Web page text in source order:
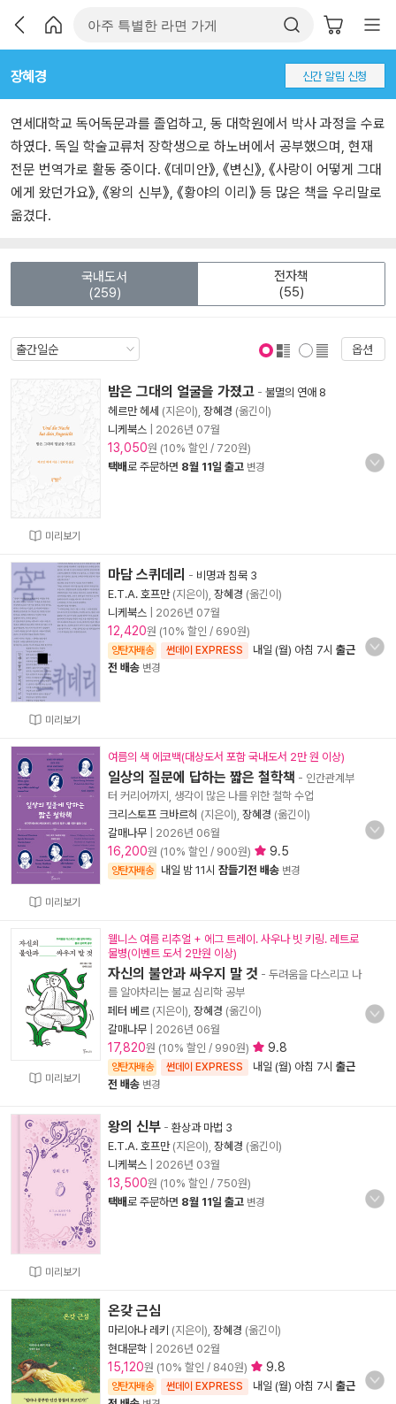
장혜경 신간 알림 신청
연세대학교 독어독문과를 졸업하고, 동 대학원에서 박사 과정을 수료
하였다. 독일 학술교류처 장학생으로 하노버에서 공부했으며, 현재
전문 번역가로 활동 중이다. 《데미안》, 《변신》, 《사랑이 어떻게 그대
에게 왔던가요》, 《왕의 신부》, 《황야의 이리》 등 많은 책을 우리말로
옮겼다.
국내도서
(259)
전자책
(55)
옵션
미리보기
밤은 그대의 얼굴을 가졌고 - 불멸의 연애 8
헤르만 헤세 (지은이), 장혜경 (옮긴이)
니케북스
2026년 07월
13,050원 (10% 할인 / 720원)
택배로 주문하면 8월 11일 출고 변경
미리보기
마담 스퀴데리 - 비명과 침묵 3
E.T.A. 호프만(지은이), 장혜경 (옮긴이)
니케북스
2026년 07월
12,420원 (10% 할인 / 690원)
양탄자배송 썬데이 EXPRESS 내일 (월) 아침 7시 출근
전 배송 변경
미리보기
여름의 색 에코백(대상도서 포함 국내도서 2만 원 이상)
일상의 질문에 답하는 짧은 철학책 - 인간관계부
터 커리어까지, 생각이 많은 나를 위한 철학 수업
크리스토프 크바르히 (지은이), 장혜경 (옮긴이)
갈매나무
2026년 06월
16,200원 (10% 할인 / 900원) 9.5
양탄자배송 내일 밤 11시 잠들기전 배송 변경
미리보기
웰니스 여름 리추얼 + 에그 트레이. 사우나 빗 키링. 레트로
물병(이벤트 도서 2만원 이상)
자신의 불안과 싸우지 말 것 - 두려움을 다스리고 나
를 알아차리는 불교 심리학 공부
페터 베르 (지은이), 장혜경 (옮긴이)
갈매나무
2026년 06월
17,820원 (10% 할인 / 990원) 9.8
양탄자배송 썬데이 EXPRESS 내일 (월) 아침 7시 출근
전 배송 변경
미리보기
왕의 신부 - 환상과 마법 3
E.T.A. 호프만(지은이), 장혜경 (옮긴이)
니케북스
2026년 03월
13,500원 (10% 할인 / 750원)
택배로 주문하면 8월 11일 출고 변경
온갖 근심
마리아나 레키 (지은이), 장혜경 (옮긴이)
현대문학
2026년 02월
15,120원 (10% 할인 / 840원) 9.8
양탄자배송 썬데이 EXPRESS 내일 (월) 아침 7시 출근